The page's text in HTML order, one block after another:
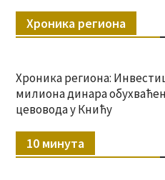
Хроника региона
Хроника региона:
милиона динара
цевовода у Книћу
10 минута